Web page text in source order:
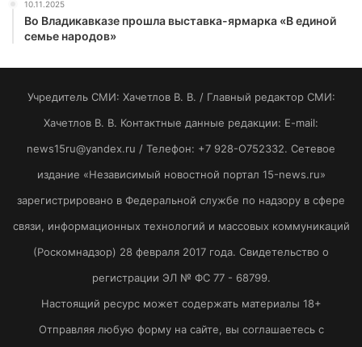
10.11.2025
Во Владикавказе прошла выставка-ярмарка «В единой
семье народов»
Учредитель СМИ: Хaчeтлoв B. B. / Главный редактор СМИ:
Хaчeтлoв B. B. Контактные данные редакции: E-mail:
news15ru@yandex.ru / Телефон: +7 928-O752332. Сетевое
издание «Независимый новостной портал 15-news.ru»
зарегистрировано в Федеральной службе по надзору в сфере
связи, информационных технологий и массовых коммуникаций
(Роскомнадзор) 28 февраля 2017 года. Свидетельство о
регистрации ЭЛ № ФС 77 - 68799.
Настоящий ресурс может содержать материалы 18+
Отправляя любую форму на сайте, вы соглашаетесь с